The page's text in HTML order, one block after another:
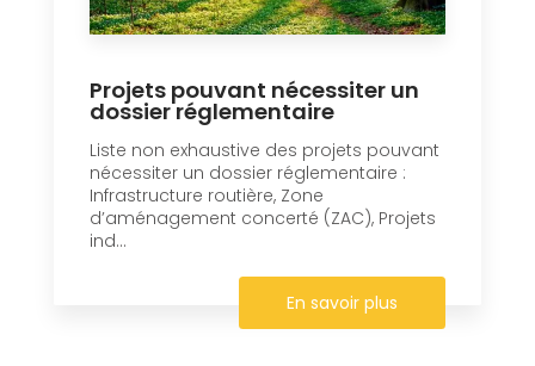
Projets pouvant nécessiter un
dossier réglementaire
Liste non exhaustive des projets pouvant
nécessiter un dossier réglementaire :
Infrastructure routière, Zone
d’aménagement concerté (ZAC), Projets
ind...
En savoir plus